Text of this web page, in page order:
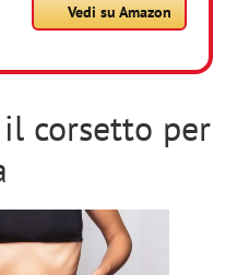
Vedi su Amazon
corsetto per